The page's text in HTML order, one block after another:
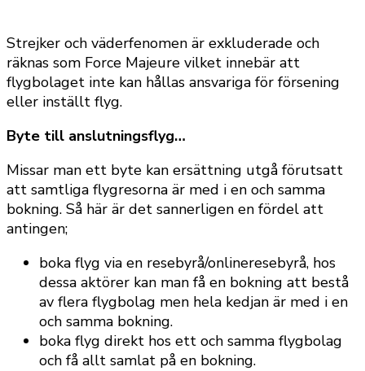
Strejker och väderfenomen är exkluderade och
räknas som Force Majeure vilket innebär att
flygbolaget inte kan hållas ansvariga för försening
eller inställt flyg.
Byte till anslutningsflyg…
Missar man ett byte kan ersättning utgå förutsatt
att samtliga flygresorna är med i en och samma
bokning. Så här är det sannerligen en fördel att
antingen;
boka flyg via en resebyrå/onlineresebyrå, hos
dessa aktörer kan man få en bokning att bestå
av flera flygbolag men hela kedjan är med i en
och samma bokning.
boka flyg direkt hos ett och samma flygbolag
och få allt samlat på en bokning.